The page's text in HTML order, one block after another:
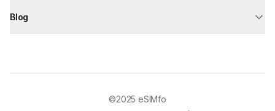
Blog
©2025 eSIMfo